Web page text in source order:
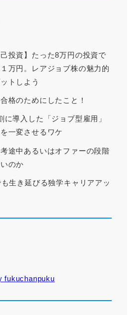
己投資】たった8万円の投資で
万円。レアジョブ株の魅力的
トしよう
格のためにしたこと！
に導入した「ジョブ型雇用」
一変させるワケ
考途中あるいはオファーの段階
のか
も生き延びる独学キャリアアッ
fukuchanpuku